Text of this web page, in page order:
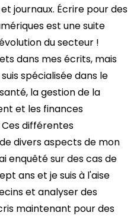
journaux. Écrire pour des
est une suite
du secteur !
dans mes écrits, mais
spécialisée dans le
la gestion de la
et les finances
différentes
divers aspects de mon
enquêté sur des cas de
ans et je suis à l'aise
et analyser des
maintenant pour des